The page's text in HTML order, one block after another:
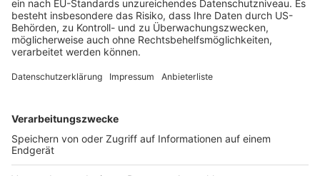
Rechtsprechung berechtigte Interessen des
Steuerpflichtigen mit einem öffentlichen Interesse an
einer geordneten Haushaltsführung abzuwägen sind, denn
auch die Gemeinden haben ein öffentliches Interesse
daran, dass ihnen – wenn auch vorläufig – das
konkreten Fall die vorläufige Zahlung der Grundsteuer so
schwere Nachteile bringt, dass diese ein öffentliches
Interesse am Vollzug des formell verfassungsgemäß